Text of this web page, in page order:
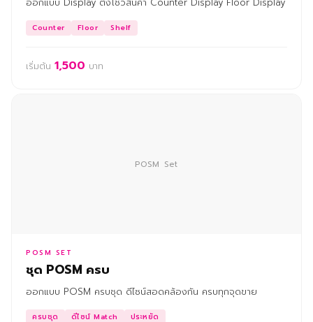
Counter Floor Shelf
เริ่มต้น 1,500 บาท
POSM Set
POSM SET
ชุด POSM ครบ
ออกแบบ POSM ครบชุด ดีไซน์สอดคล้องกัน ครบทุกจุดขาย
ครบชุด ดีไซน์ Match ประหยัด